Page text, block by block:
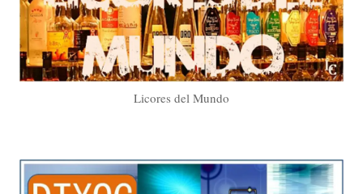
Licores del Mundo